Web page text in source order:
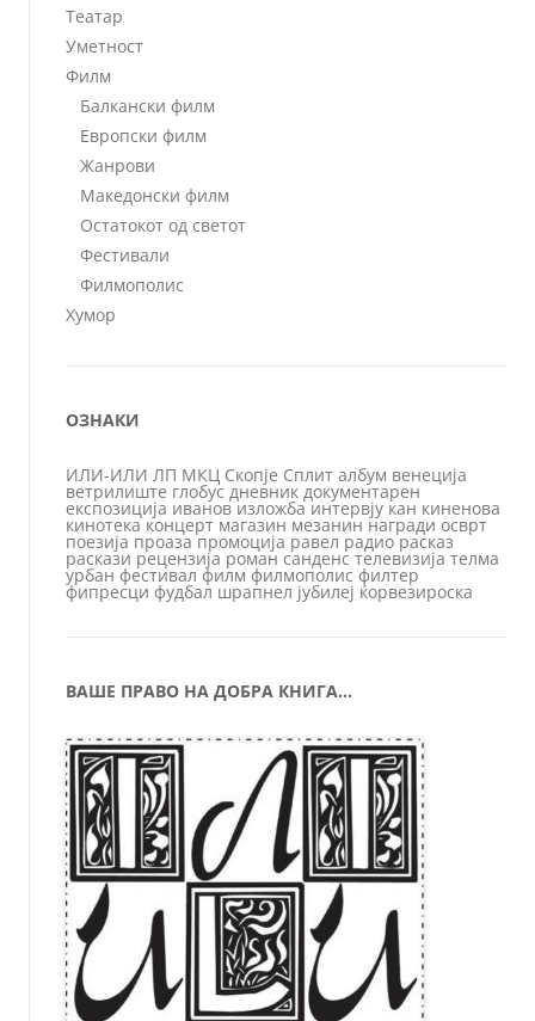
Театар
Уметност
Филм
Балкански филм
Европски филм
Жанрови
Македонски филм
Остатокот од светот
Фестивали
Филмополис
Хумор
ОЗНАКИ
ИЛИ-ИЛИ ЛП МКЦ Скопје Сплит албум венеција
ветрилиште глобус дневник документарен
експозиција иванов изложба интервју кан киненова
кинотека концерт магазин мезанин награди осврт
поезија проаза промоција равел радио расказ
раскази рецензија роман санденс телевизија телма
урбан фестивал филм филмополис филтер
фипресци фудбал шрапнел јубилеј ќорвезироска
ВАШЕ ПРАВО НА ДОБРА КНИГА…